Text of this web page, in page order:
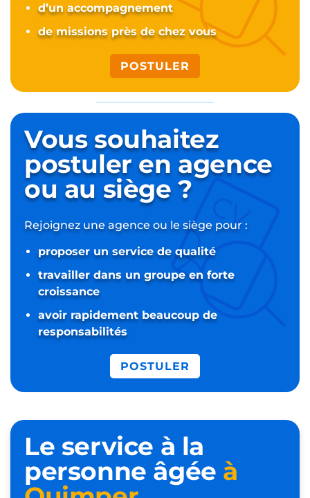
d’un accompagnement
de missions près de chez vous
POSTULER
Vous souhaitez
postuleren agence
ou au siège ?
Rejoignez une agence ou le siège pour :
proposer un service de qualité
travailler dans un groupe en forte
croissance
avoir rapidement beaucoup de
responsabilités
POSTULER
Le service à la
personne âgée à